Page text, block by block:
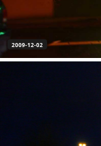
2009-12-02